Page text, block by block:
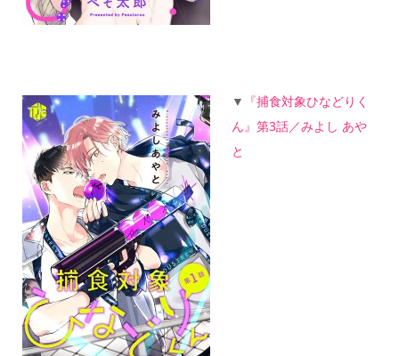
▼ 『捕食対象ひなどりく
ん』第3話／みよし あや
と